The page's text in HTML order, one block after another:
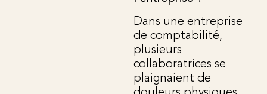
Dans une entreprise
de comptabilité,
plusieurs
collaboratrices se
plaignaient de